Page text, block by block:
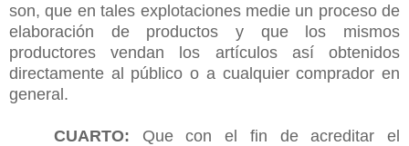
son, que en tales explotaciones medie un proceso de
elaboración de productos y que los mismos
productores vendan los artículos así obtenidos
directamente al público o a cualquier comprador en
general.
CUARTO: Que con el fin de acreditar el